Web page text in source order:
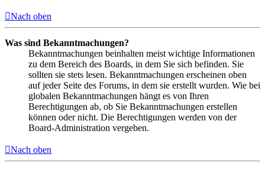
Nach oben
Was sind Bekanntmachungen?
Bekanntmachungen beinhalten meist wichtige Informationen
zu dem Bereich des Boards, in dem Sie sich befinden. Sie
sollten sie stets lesen. Bekanntmachungen erscheinen oben
auf jeder Seite des Forums, in dem sie erstellt wurden. Wie bei
globalen Bekanntmachungen hängt es von Ihren
Berechtigungen ab, ob Sie Bekanntmachungen erstellen
können oder nicht. Die Berechtigungen werden von der
Board-Administration vergeben.
Nach oben